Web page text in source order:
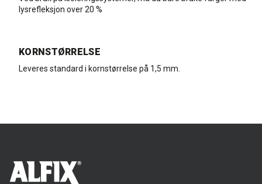
lysrefleksjon over 20 %
KORNSTØRRELSE
Leveres standard i kornstørrelse på 1,5 mm.